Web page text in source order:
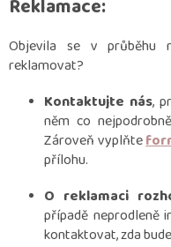
Reklamace:
Objevila se v průběhu
reklamovat?
Kontaktujte nás,
něm co
Zároveň vyplňte
přílohu.
O reklamaci
případě neprodleně
kontaktovat, zda